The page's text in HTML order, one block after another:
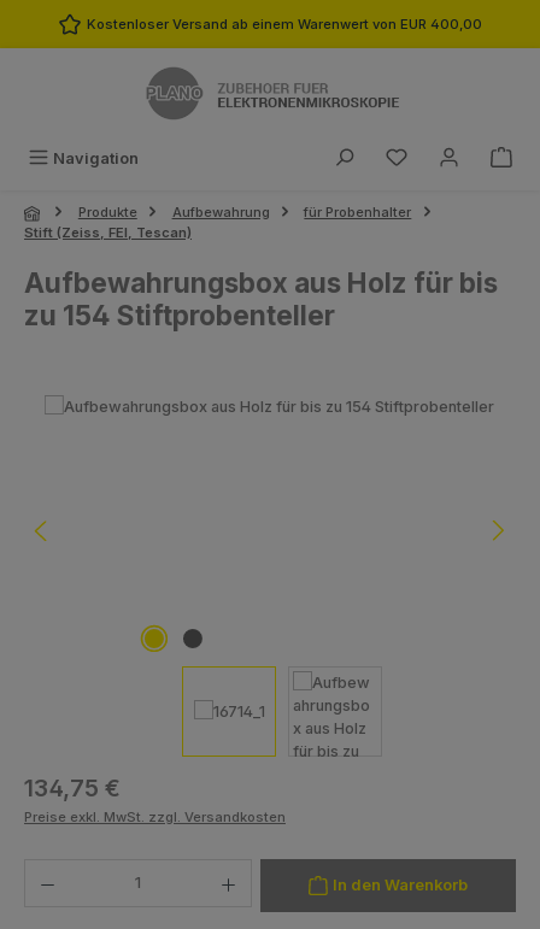
Zum Hauptinhalt springen
Kostenloser Versand ab einem Warenwert von EUR 400,00
Navigation Du hast 0
Produkte Aufbewahrung
für Probenhalter
Stift (Zeiss, FEI, Tescan)
Aufbewahrungsbox aus Holz für bis
zu 154 Stiftprobenteller
Bildergalerie überspringen
Regulärer Preis:
134,75 €
Preise exkl. MwSt. zzgl. Versandkosten
In den Warenkorb